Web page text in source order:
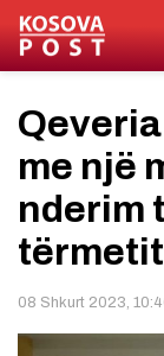
me një
nderim
tërmetit
08 Shkurt 2023,